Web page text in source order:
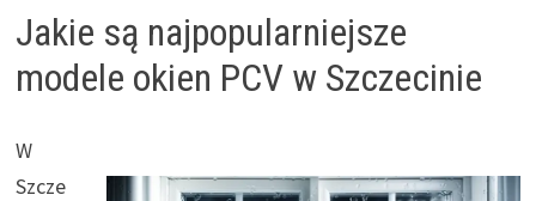
Jakie są najpopularniejsze
modele okien PCV w Szczecinie
W
Szcze